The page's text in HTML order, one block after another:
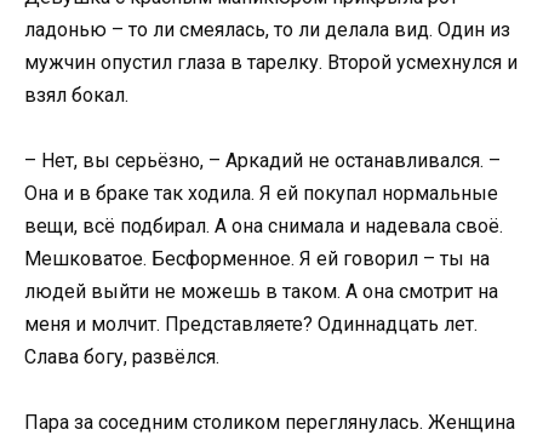
ладонью – то ли смеялась, то ли делала вид. Один из
мужчин опустил глаза в тарелку. Второй усмехнулся и
взял бокал.
– Нет, вы серьёзно, – Аркадий не останавливался. –
Она и в браке так ходила. Я ей покупал нормальные
вещи, всё подбирал. А она снимала и надевала своё.
Мешковатое. Бесформенное. Я ей говорил – ты на
людей выйти не можешь в таком. А она смотрит на
меня и молчит. Представляете? Одиннадцать лет.
Слава богу, развёлся.
Пара за соседним столиком переглянулась. Женщина